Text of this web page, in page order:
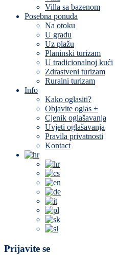
Villa sa bazenom
Posebna ponuda
Na otoku
U gradu
Uz plažu
Planinski turizam
U tradicionalnoj kući
Zdrastveni turizam
Ruralni turizam
Info
Kako oglasiti?
Objavite oglas +
Cjenik oglašavanja
Uvjeti oglašavanja
Pravila privatnosti
Kontact
Prijavite se